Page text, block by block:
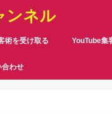
ンネル
術を受け取る YouTube集
合わせ